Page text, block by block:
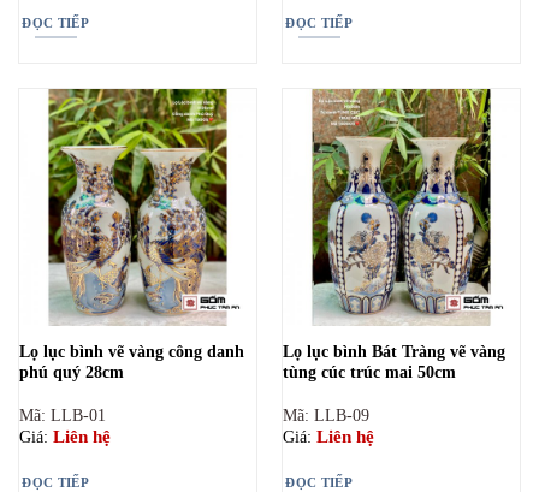
ĐỌC TIẾP ĐỌC TIẾP
Lọ lục bình vẽ vàng công danh
phú quý 28cm
Mã: LLB-01
Giá: Liên hệ
ĐỌC TIẾP
Lọ lục bình Bát Tràng vẽ vàng
tùng cúc trúc mai 50cm
Mã: LLB-09
Giá: Liên hệ
ĐỌC TIẾP